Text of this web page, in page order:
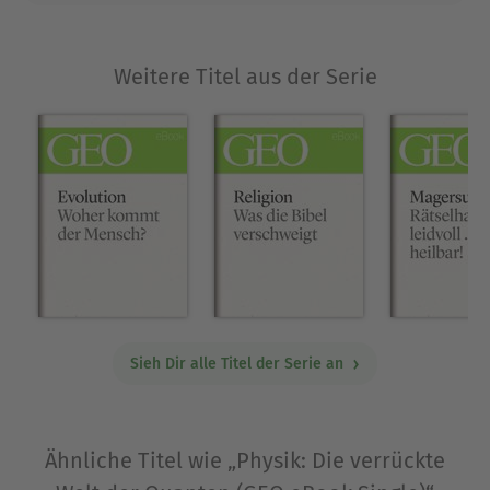
Weitere Titel aus der Serie
Sieh Dir alle Titel der Serie an
Ähnliche Titel wie „Physik: Die verrückte